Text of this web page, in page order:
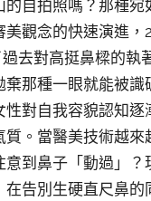
自拍照嗎？那種
觀念的快速演進
去對高挺鼻樑的執
那種一眼就能被
對自我容貌認知
。當醫美技術越
到鼻子「動過」
告別生硬直尺鼻